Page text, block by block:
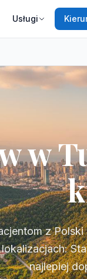
Usługi
w
z
najlepiej